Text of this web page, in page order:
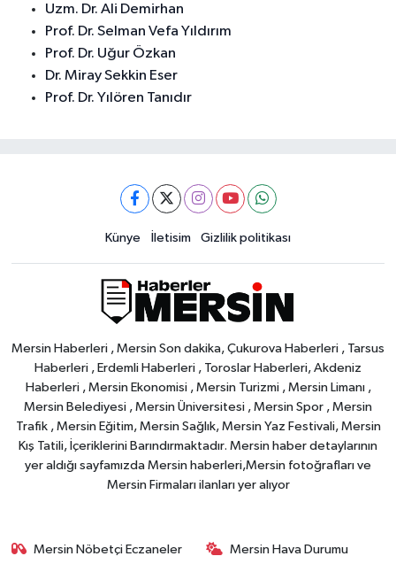
Uzm. Dr. Ali Demirhan
Prof. Dr. Selman Vefa Yıldırım
Prof. Dr. Uğur Özkan
Dr. Miray Sekkin Eser
Prof. Dr. Yılören Tanıdır
Künye İletisim Gizlilik politikası
Mersin Haberleri , Mersin Son dakika, Çukurova Haberleri , Tarsus
Haberleri , Erdemli Haberleri , Toroslar Haberleri, Akdeniz
Haberleri , Mersin Ekonomisi , Mersin Turizmi , Mersin Limanı ,
Mersin Belediyesi , Mersin Üniversitesi , Mersin Spor , Mersin
Trafik , Mersin Eğitim, Mersin Sağlık, Mersin Yaz Festivali, Mersin
Kış Tatili, İçeriklerini Barındırmaktadır. Mersin haber detaylarının
yer aldığı sayfamızda Mersin haberleri,Mersin fotoğrafları ve
Mersin Firmaları ilanları yer alıyor
Mersin Nöbetçi Eczaneler Mersin Hava Durumu